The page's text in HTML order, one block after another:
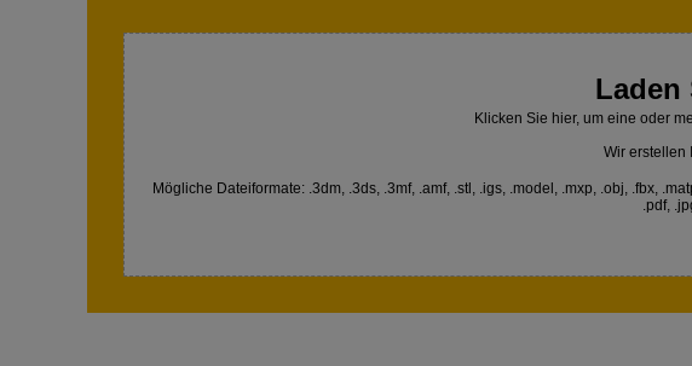
Laden
Klicken Sie hier, um eine oder
Wir erstellen
Mögliche Dateiformate: .3dm, .3ds, .3mf, .amf, .stl, .igs, .model, .mxp, .obj, .fbx,
.pdf,